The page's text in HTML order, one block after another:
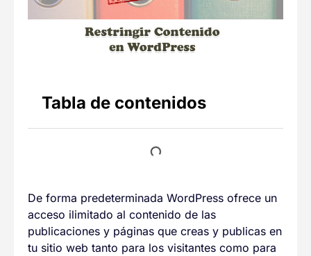
Tabla de contenidos
De forma predeterminada WordPress ofrece un
acceso ilimitado al contenido de las
publicaciones y páginas que creas y publicas en
tu sitio web tanto para los visitantes como para